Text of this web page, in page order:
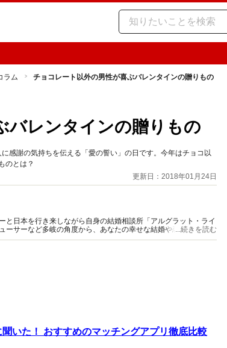
ラム チョコレート以外の男性が喜ぶバレンタインの贈りもの
バレンタインの贈りもの
感謝の気持ちを伝える「愛の誓い」の日です。今年はチョコ以
のとは？
更新日：2018年01月24日
日本を行き来しながら自身の結婚相談所「アルグラット・ライ
サーなど多岐の角度から、あなたの幸せな結婚や恋愛、ライフ
...続きを読む
いた！ おすすめのマッチングアプリ徹底比較